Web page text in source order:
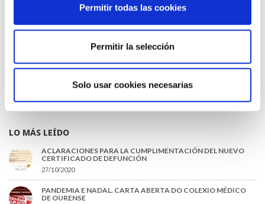
Permitir todas las cookies
Permitir la selección
Solo usar cookies necesarias
COLEGIADAS/OS EN ACTIVO QUE HAN EJERCIDO O EJERCEN
DISPONIBLE LA GRABACIÓN DE LA JORNADA «SALUD,
LO MÁS LEÍDO
ACLARACIONES PARA LA CUMPLIMENTACIÓN DEL NUEVO
CERTIFICADO DE DEFUNCIÓN
27/10/2020
PANDEMIA E NADAL. CARTA ABERTA DO COLEXIO MÉDICO
DE OURENSE